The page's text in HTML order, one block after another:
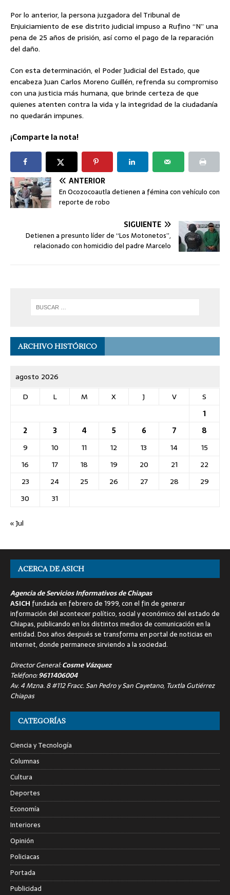
Por lo anterior, la persona juzgadora del Tribunal de
Enjuiciamiento de ese distrito judicial impuso a Rufino “N” una
pena de 25 años de prisión, así como el pago de la reparación
del daño.
Con esta determinación, el Poder Judicial del Estado, que
encabeza Juan Carlos Moreno Guillén, refrenda su compromiso
con una justicia más humana, que brinde certeza de que
quienes atenten contra la vida y la integridad de la ciudadanía
no quedarán impunes.
¡Comparte la nota!
ANTERIOR
En Ocozocoautla detienen a fémina con vehículo con
reporte de robo
SIGUIENTE
Detienen a presunto líder de “Los Motonetos”,
relacionado con homicidio del padre Marcelo
ARCHIVO HISTÓRICO
agosto 2026
D
L M X J V
S
1
2
3 4 5 6 7
8
9
10 11 12 13 14
15
16
17 18 19 20 21
22
23
24 25 26 27 28
29
30
31
« Jul
ACERCA DE ASICH
Agencia de Servicios Informativos de Chiapas
ASICH fundada en febrero de 1999, con el fin de generar
información del acontecer político, social y económico del estado de
Chiapas, publicando en los distintos medios de comunicación en la
entidad. Dos años después se transforma en portal de noticias en
internet, donde permanece sirviendo a la sociedad.
Director General:Cosme Vázquez
Teléfono:9611406004
Av. 4 Mzna. 8 #112 Fracc. San Pedro y San Cayetano, Tuxtla Gutiérrez
Chiapas
CATEGORÍAS
Ciencia y Tecnología
Columnas
Cultura
Deportes
Economía
Interiores
Opinión
Policiacas
Portada
Publicidad